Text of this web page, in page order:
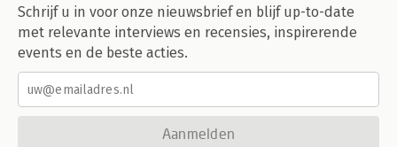
Schrijf u in voor onze nieuwsbrief en blijf up-to-date
met relevante interviews en recensies, inspirerende
events en de beste acties.
Aanmelden